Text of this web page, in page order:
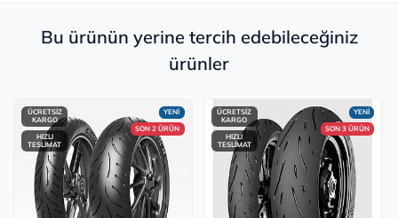
Bu ürünün yerine tercih edebileceğiniz
ürünler
YENİ
SON 2 ÜRÜN
ÜCRETSİZ
KARGO
HIZLI
TESLİMAT
YENİ
SON 3 ÜRÜN
ÜCRETSİZ
KARGO
HIZLI
TESLİMAT